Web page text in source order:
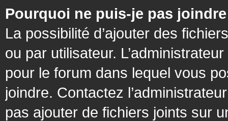
Pourquoi ne puis-je pas
La possibilité d’ajouter des
ou par utilisateur.
pour le forum dans lequel vous
joindre. Contactez
pas ajouter de fichiers joints sur